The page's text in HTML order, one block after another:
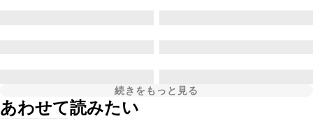
続きをもっと見る
あわせて読みたい